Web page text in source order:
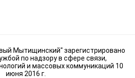
Мытищинский" зарегистрировано
по надзору в сфере связи,
и массовых коммуникаций 10
июня 2016 г.